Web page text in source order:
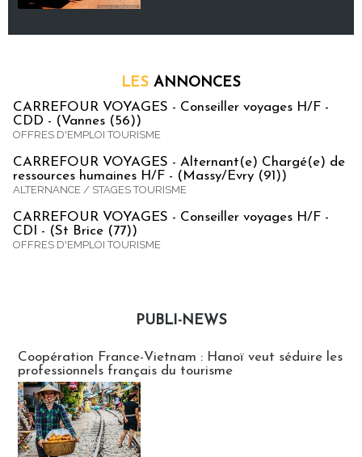
LES ANNONCES
CARREFOUR VOYAGES - Conseiller voyages H/F -
CDD - (Vannes (56))
OFFRES D'EMPLOI TOURISME
CARREFOUR VOYAGES - Alternant(e) Chargé(e) de
ressources humaines H/F - (Massy/Evry (91))
ALTERNANCE / STAGES TOURISME
CARREFOUR VOYAGES - Conseiller voyages H/F -
CDI - (St Brice (77))
OFFRES D'EMPLOI TOURISME
PUBLI-NEWS
Coopération France-Vietnam : Hanoï veut séduire les
professionnels français du tourisme